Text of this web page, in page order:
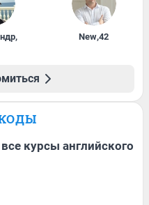
,
New,42
курсы английского